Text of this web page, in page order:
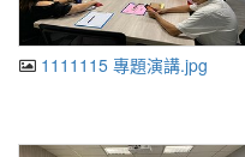
1111115 專題演講.jpg